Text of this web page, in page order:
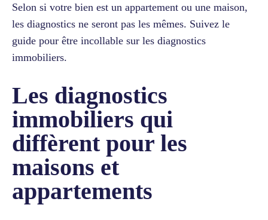
Selon si votre bien est un appartement ou une maison,
les diagnostics ne seront pas les mêmes. Suivez le
guide pour être incollable sur les diagnostics
immobiliers.
Les diagnostics
immobiliers qui
diffèrent pour les
maisons et
appartements